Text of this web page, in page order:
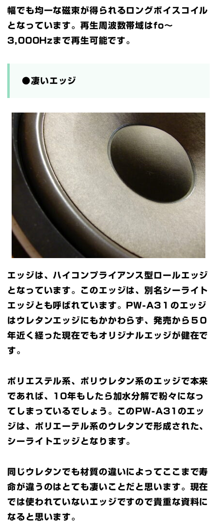
幅でも均一な磁束が得られるロングボイスコイル
となっています。再生周波数帯域はfo～
3,000Hzまで再生可能です。
●凄いエッジ
エッジは、ハイコンプライアンス型ロールエッジ
となっています。このエッジは、別名シーライト
エッジとも呼ばれています。PW-A3１のエッジ
はウレタンエッジにもかかわらず、発売から５０
年近く経った現在でもオリジナルエッジが健在で
す。
ポリエステル系、ポリウレタン系のエッジで本来
であれば、10年もしたら加水分解で粉々になっ
てしまっているでしょう。このPW-A31のエッ
ジは、ポリエーテル系のウレタンで形成された、
シーライトエッジとなります。
同じウレタンでも材質の違いによってここまで寿
命が違うのはとても凄いことだと思います。現在
では使われていないエッジですので貴重な資料に
なると思います。